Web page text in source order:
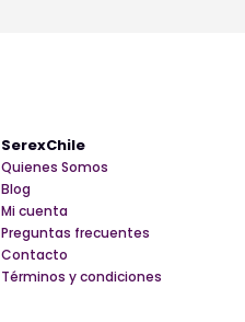
SerexChile
Quienes Somos
Blog
Mi cuenta
Preguntas frecuentes
Contacto
Términos y condiciones